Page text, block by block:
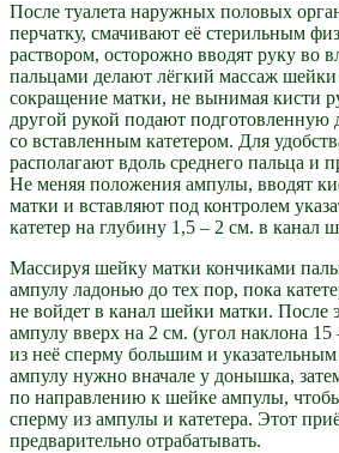
После туалета наружных половых
перчатку, смачивают её стерильным
раствором, осторожно вводят руку во
пальцами делают лёгкий массаж
сокращение матки, не вынимая кисти
другой рукой подают подготовленную
со вставленным катетером. Для
располагают вдоль среднего пальца
Не меняя положения ампулы, вводят
матки и вставляют под контролем
катетер на глубину 1,5 – 2 см. в канал
Массируя шейку матки кончиками
ампулу ладонью до тех пор, пока
не войдет в канал шейки матки. После
ампулу вверх на 2 см. (угол наклона
из неё сперму большим и
ампулу нужно вначале у донышка,
по направлению к шейке ампулы,
сперму из ампулы и катетера. Этот
предварительно отрабатывать.